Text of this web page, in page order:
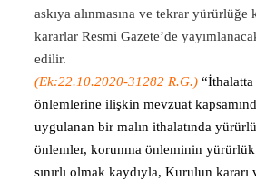
askıya alınmasına ve tekrar yürürlüğe
kararlar Resmi Gazete’de
edilir.
(Ek:22.10.2020-31282 R.G.)
önlemlerine ilişkin mevzuat
uygulanan bir malın ithalatında
önlemler, korunma önleminin
sınırlı olmak kaydıyla, Kurulun kararı